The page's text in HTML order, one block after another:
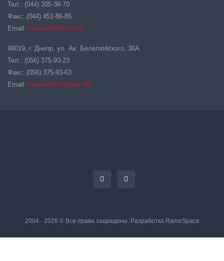
Тел.: (044) 205-38-70
Факс: (044) 451-86-85
Email: hansa-flex@ukr.net
49019, г. Днепр, ул. Ак. Белелюбского, 36А
Тел.: (056) 375-93-23
Факс: (056) 375-93-63
Email: hansa-flexdn@ukr.net
2004 - 2026 © Все права защищены. Разработка RamirSpace